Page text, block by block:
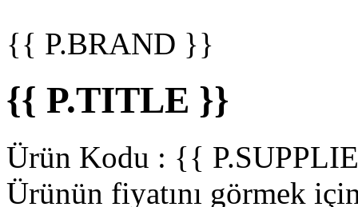
{{ P.BRAND }}
{{ P.TITLE }}
Ürün Kodu : {{
Ürünün fiyatını görmek